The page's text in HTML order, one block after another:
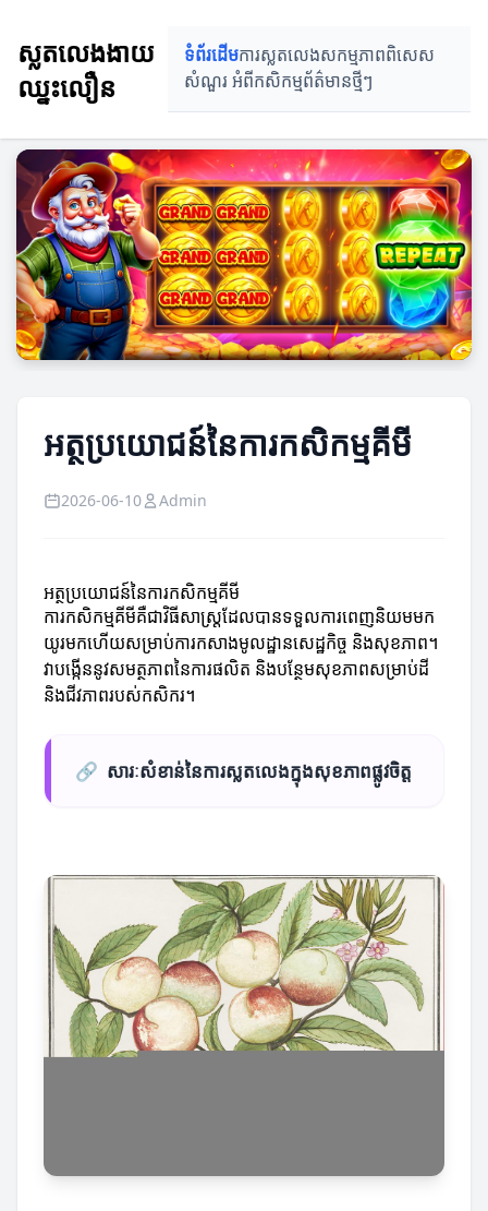
ស្លតលេងងាយ
ឈ្នះលឿន
ទំព័រដើមការស្លតលេងសកម្មភាពពិសេស
សំណួរ អំពីកសិកម្មព័ត៌មានថ្មីៗ
អត្ថប្រយោជន៍នៃការកសិកម្មគីមី
2026-06-10 Admin
អត្ថប្រយោជន៍នៃការកសិកម្មគីមី
ការកសិកម្មគីមីគឺជាវិធីសាស្ត្រដែលបានទទួលការពេញនិយមមក
យូរមកហើយសម្រាប់ការកសាងមូលដ្ឋានសេដ្ឋកិច្ច និងសុខភាព។
វាបង្កើននូវសមត្ថភាពនៃការផលិត និងបន្ថែមសុខភាពសម្រាប់ដី
និងជីវភាពរបស់កសិករ។
🔗 សារៈសំខាន់នៃការស្លតលេងក្នុងសុខភាពផ្លូវចិត្ត